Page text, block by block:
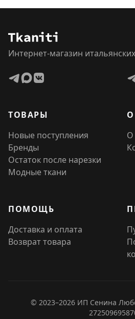
Интернет-магазин
ТОВАРЫ
Новые поступления
Бренды
Остаток после нарезки
Модные ткани
О
ПОМОЩЬ
Доставка и оплата
Возврат товара
© 2023–2026 ИП Сенина